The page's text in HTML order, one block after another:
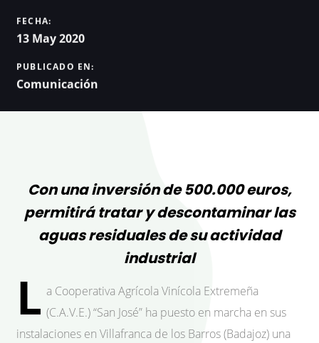
FECHA:
13 May 2020
PUBLICADO EN:
Comunicación
Con una inversión de 500.000 euros,
permitirá tratar y descontaminar las
aguas residuales de su actividad
industrial
L a Cooperativa Agrícola Vinícola Extremeña
(C.A.V.E.) “San José” ha puesto en marcha en sus
instalaciones en Villafranca de los Barros (Badajoz) una